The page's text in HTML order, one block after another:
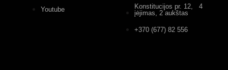
Youtube
Konstitucijos pr. 12, 4
įėjimas, 2 aukštas
+370 (677) 82 556